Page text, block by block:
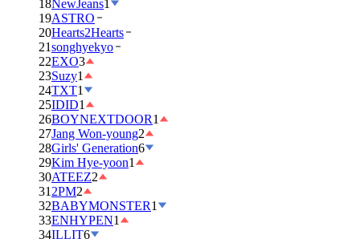
18NewJeans1
19ASTRO
20Hearts2Hearts
21songhyekyo
22EXO3
23Suzy1
24TXT1
25IDID1
26BOYNEXTDOOR1
27Jang Won-young2
28Girls' Generation6
29Kim Hye-yoon1
30ATEEZ2
31 2PM2
32BABYMONSTER1
33ENHYPEN1
34ILLIT6